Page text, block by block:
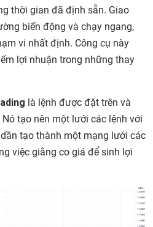
thời gian đã định sẵn. Giao
biến động và chạy ngang,
vi nhất định. Công cụ này
lợi nhuận trong những thay
là lệnh được đặt trên và
tạo nên một lưới các lệnh với
tạo thành một mạng lưới các
việc giằng co giá để sinh lợi